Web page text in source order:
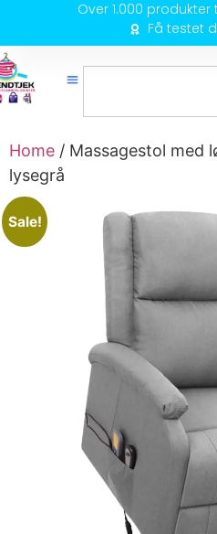
Over 1.000
Få testet
Home / Massagestol med
lysegrå
Sale!